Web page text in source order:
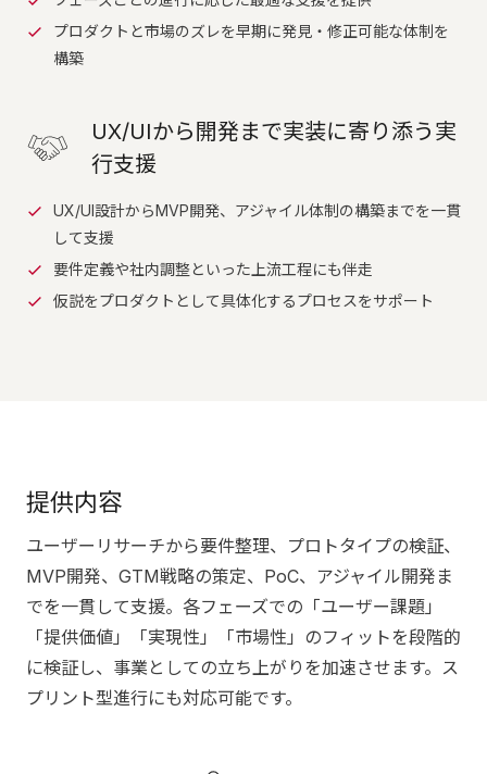
プロダクトと市場のズレを早期に発見・修正可能な体制を
構築
UX/UIから開発まで実装に寄り添う実
行支援
UX/UI設計からMVP開発、アジャイル体制の構築までを一貫
して支援
要件定義や社内調整といった上流工程にも伴走
仮説をプロダクトとして具体化するプロセスをサポート
提供内容
ユーザーリサーチから要件整理、プロトタイプの検証、
MVP開発、GTM戦略の策定、PoC、アジャイル開発ま
でを一貫して支援。各フェーズでの「ユーザー課題」
「提供価値」「実現性」「市場性」のフィットを段階的
に検証し、事業としての立ち上がりを加速させます。ス
プリント型進行にも対応可能です。